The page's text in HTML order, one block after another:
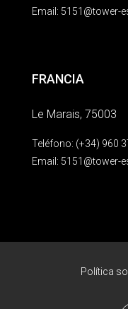
Email: 5151@tower-
FRANCIA
Le Marais, 75003
Teléfono: (+34) 960
Email: 5151@tower-
Política